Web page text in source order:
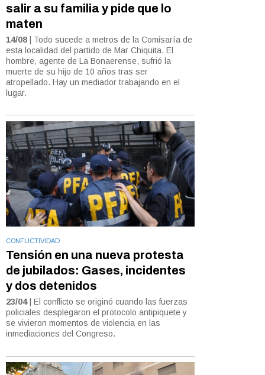
salir a su familia y pide que lo
maten
14/08 | Todo sucede a metros de la Comisaría de
esta localidad del partido de Mar Chiquita. El
hombre, agente de La Bonaerense, sufrió la
muerte de su hijo de 10 años tras ser
atropellado. Hay un mediador trabajando en el
lugar.
CONFLICTIVIDAD
Tensión en una nueva protesta
de jubilados: Gases, incidentes
y dos detenidos
23/04| El conflicto se originó cuando las fuerzas
policiales desplegaron el protocolo antipiquete y
se vivieron momentos de violencia en las
inmediaciones del Congreso.